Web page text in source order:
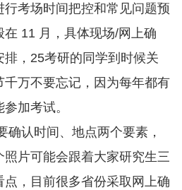
考场时间把控和常见问题预
11 月，具体现场/网上确
，25考研的同学到时候关
万不要忘记，因为每年都有
加考试。
确认时间、地点两个要素，
片可能会跟着大家研究生三
，目前很多省份采取网上确